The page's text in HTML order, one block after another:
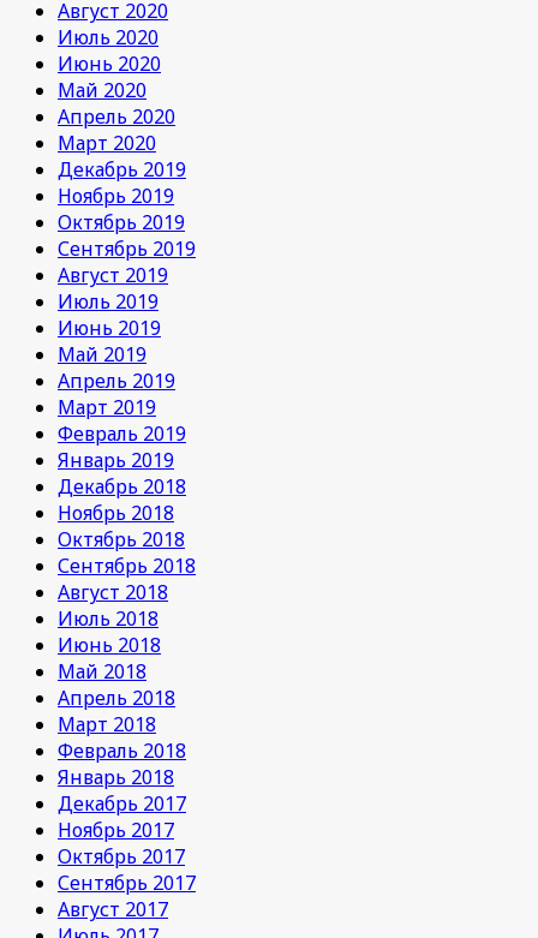
Август 2020
Июль 2020
Июнь 2020
Май 2020
Апрель 2020
Март 2020
Декабрь 2019
Ноябрь 2019
Октябрь 2019
Сентябрь 2019
Август 2019
Июль 2019
Июнь 2019
Май 2019
Апрель 2019
Март 2019
Февраль 2019
Январь 2019
Декабрь 2018
Ноябрь 2018
Октябрь 2018
Сентябрь 2018
Август 2018
Июль 2018
Июнь 2018
Май 2018
Апрель 2018
Март 2018
Февраль 2018
Январь 2018
Декабрь 2017
Ноябрь 2017
Октябрь 2017
Сентябрь 2017
Август 2017